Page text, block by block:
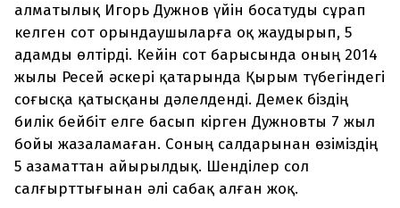
алматылық Игорь Дужнов үйін босатуды сұрап
келген сот орындаушыларға оқ жаудырып, 5
адамды өлтірді. Кейін сот барысында оның 2014
жылы Ресей әскері қатарында Қырым түбегіндегі
соғысқа қатысқаны дәлелденді. Демек біздің
билік бейбіт елге басып кірген Дужновты 7 жыл
бойы жазаламаған. Соның салдарынан өзіміздің
5 азаматтан айырылдық. Шенділер сол
салғырттығынан әлі сабақ алған жоқ.